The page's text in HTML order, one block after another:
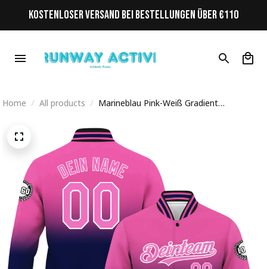
KOSTENLOSER VERSAND BEI BESTELLUNGEN ÜBER €110
Home All products
Marineblau Pink-Weiß Gradient